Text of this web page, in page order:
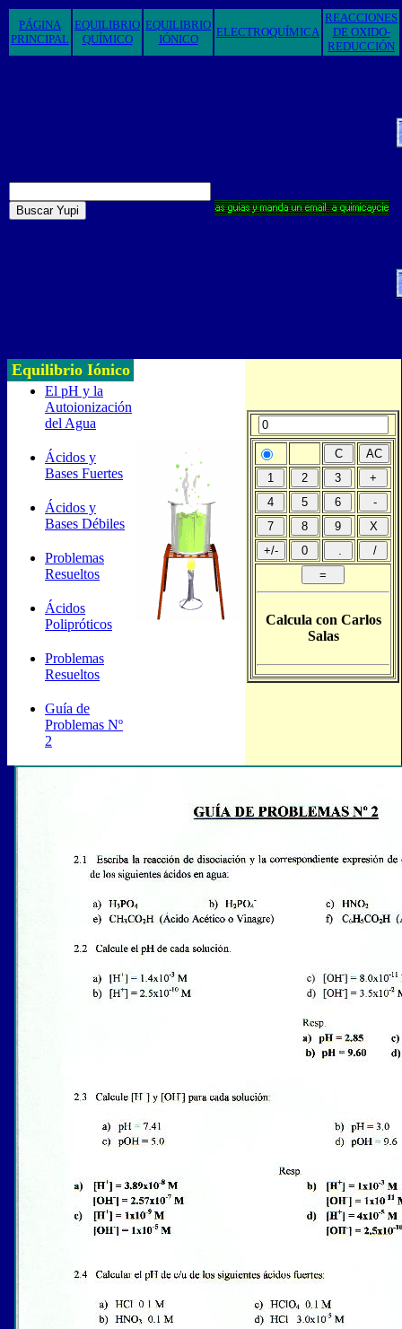
PÁGINA
PRINCIPAL
EQUILIBRIO
QUÍMICO
EQUILIBRIO
IÓNICO
ELECTROQUÍMICA
REACCIONES
DE OXIDO-
REDUCCIÓN
Equilibrio Iónico
Calcula con Carlos
Salas
El pH y la
Autoionización
del Agua
Ácidos y
Bases Fuertes
Ácidos y
Bases Débiles
Problemas
Resueltos
Ácidos
Polipróticos
Problemas
Resueltos
Guía de
Problemas Nº
2